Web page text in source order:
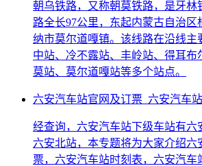
朝乌铁路，又称朝莫铁路，是牙林
路全长97公里，东起内蒙古自治
纳市莫尔道嘎镇。该线路在沿线主
中站、冷不露站、丰岭站、得耳布
莫站、莫尔道嘎站等多个站点。
六安汽车站官网及订票_六安汽车
经查询，六安汽车站下级车站有六
六安北站，本专题将为大家介绍六
票，六安汽车站时刻表，六安汽车